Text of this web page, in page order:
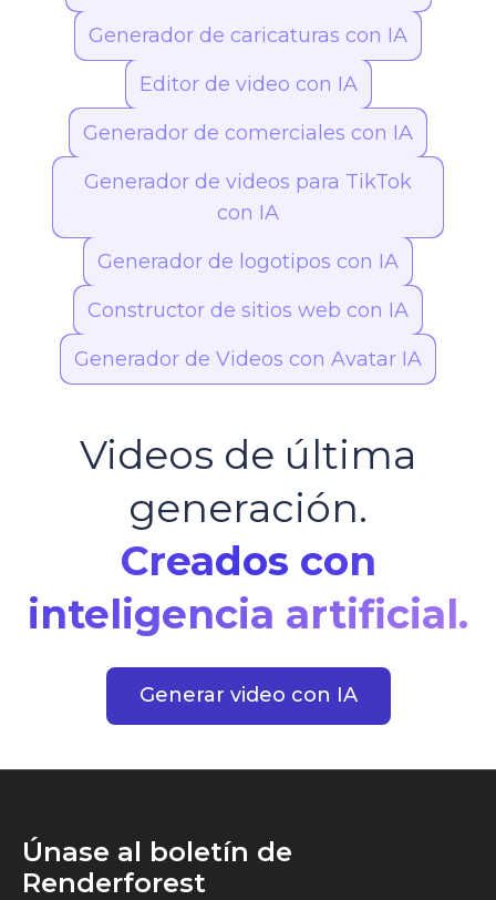
Generador de caricaturas con IA
Editor de video con IA
Generador de comerciales con IA
Generador de videos para TikTok
con IA
Generador de logotipos con IA
Constructor de sitios web con IA
Generador de Videos con Avatar IA
Videos de última
generación.
Creados con
inteligencia artificial.
Generar video con IA
Únase al boletín de
Renderforest